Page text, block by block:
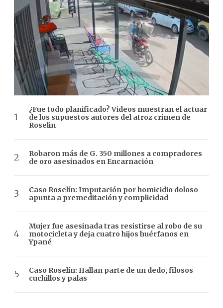
¿Fue todo planificado? Videos muestran el actuar
de los supuestos autores del atroz crimen de
Roselin
Robaron más de G. 350 millones a compradores
de oro asesinados en Encarnación
Caso Roselín: Imputación por homicidio doloso
apunta a premeditación y complicidad
Mujer fue asesinada tras resistirse al robo de su
motocicleta y deja cuatro hijos huérfanos en
Ypané
Caso Roselín: Hallan parte de un dedo, filosos
cuchillos y palas